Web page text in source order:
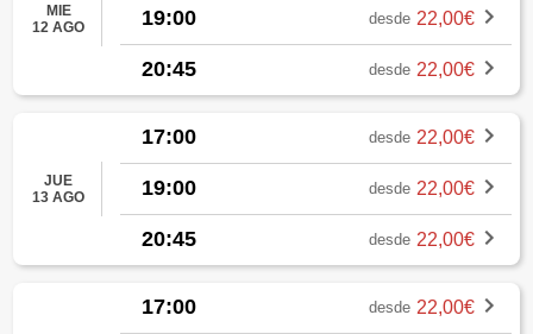
MIE
12 AGO
19:00 desde 22,00€
20:45 desde 22,00€
JUE
13 AGO
17:00 desde 22,00€
19:00 desde 22,00€
20:45 desde 22,00€
17:00 desde 22,00€